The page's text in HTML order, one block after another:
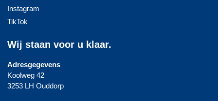
Instagram
TikTok
Wij staan voor u klaar.
Adresgegevens
Koolweg 42
3253 LH Ouddorp